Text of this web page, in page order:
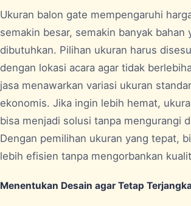
Ukuran balon gate mempengaruhi
semakin besar, semakin banyak bahan
dibutuhkan. Pilihan ukuran harus
dengan lokasi acara agar tidak
jasa menawarkan variasi ukuran
ekonomis. Jika ingin lebih hemat,
bisa menjadi solusi tanpa mengurangi
Dengan pemilihan ukuran yang tepat,
lebih efisien tanpa mengorbankan
Menentukan Desain agar Tetap